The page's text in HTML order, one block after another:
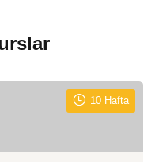
10 Hafta